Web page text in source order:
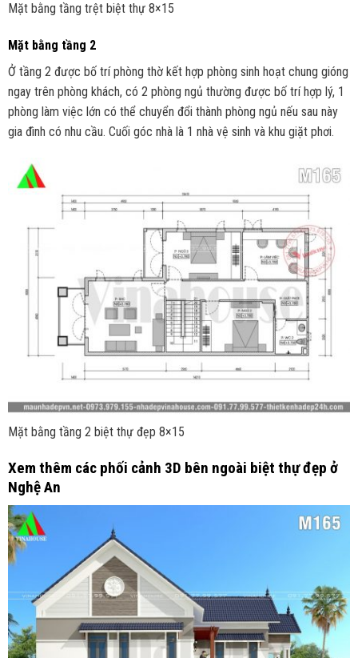
Mặt bằng tầng trệt biệt thự 8×15
Mặt bằng tầng 2
Ở tầng 2 được bố trí phòng thờ kết hợp phòng sinh hoạt chung gióng
ngay trên phòng khách, có 2 phòng ngủ thường được bố trí hợp lý, 1
phòng làm việc lớn có thể chuyển đổi thành phòng ngủ nếu sau này
gia đình có nhu cầu. Cuối góc nhà là 1 nhà vệ sinh và khu giặt phơi.
Mặt bằng tầng 2 biệt thự đẹp 8×15
Xem thêm các phối cảnh 3D bên ngoài biệt thự đẹp ở
Nghệ An